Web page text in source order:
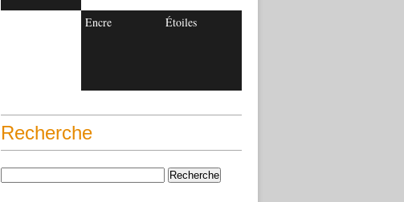
Encre Étoiles
Recherche